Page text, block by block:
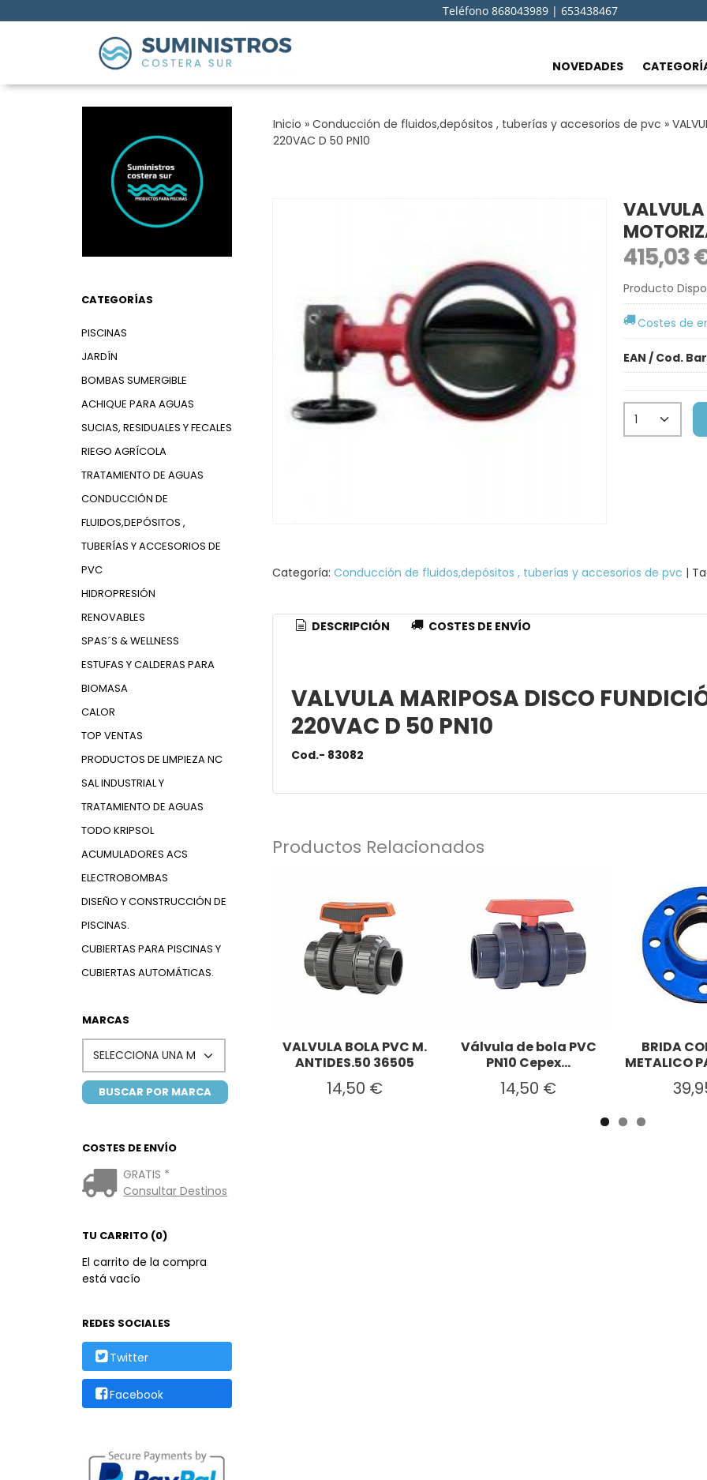
Teléfono 868043989 | 653438467
NOVEDADES
CATEGORÍAS
PISCINAS
JARDÍN
BOMBAS SUMERGIBLE
ACHIQUE PARA AGUAS
SUCIAS, RESIDUALES Y FECALES
RIEGO AGRÍCOLA
TRATAMIENTO DE AGUAS
CONDUCCIÓN DE
FLUIDOS,DEPÓSITOS ,
TUBERÍAS Y ACCESORIOS DE
PVC
HIDROPRESIÓN
RENOVABLES
SPAS´S & WELLNESS
ESTUFAS Y CALDERAS PARA
BIOMASA
CALOR
TOP VENTAS
PRODUCTOS DE LIMPIEZA NC
SAL INDUSTRIAL Y
TRATAMIENTO DE AGUAS
TODO KRIPSOL
ACUMULADORES ACS
ELECTROBOMBAS
DISEÑO Y CONSTRUCCIÓN DE
PISCINAS.
CUBIERTAS PARA PISCINAS Y
CUBIERTAS AUTOMÁTICAS.
MARCAS
COSTES DE ENVÍO
GRATIS *
Consultar Destinos
TU CARRITO (0)
El carrito de la compra
está vacío
REDES SOCIALES
Twitter
Facebook
Inicio » Conducción de fluidos,depósitos , tuberías y accesorios de pvc »
220VAC D 50 PN10
415,03
Producto
Costes de
EAN / Cod.
Categoría: Conducción de fluidos,depósitos , tuberías y accesorios de pvc |
DESCRIPCIÓN COSTES DE ENVÍO
VALVULA MARIPOSA DISCO
220VAC D 50 PN10
Cod.- 83082
Productos Relacionados
VALVULA BOLA PVC M.
ANTIDES.50 36505
14,50 €
Válvula de bola PVC
PN10 Cepex...
14,50 €
BRIDA
METALICO